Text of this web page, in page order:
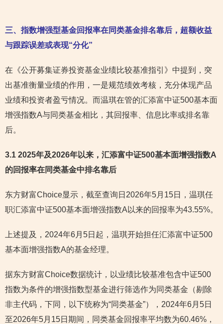
三、指数增强型基金回报率在同类基金排名靠后，超额收益
与跟踪误差或表现“分化”
在《公开募集证券投资基金业绩比较基准指引》中提到，突
出基准衡量业绩的作用，一是规范绩效考核，充分体现产品
业绩和投资者盈亏情况。而温琪在管的汇添富中证500基本面
增强指数A与同类基金相比，其回报率、信息比率或排名靠
后。
3.1 2025年及2026年以来，汇添富中证500基本面增强指数A
的回报率在同类基金中排名靠后
东方财富Choice显示，截至查询日2026年5月15日，温琪任
职汇添富中证500基本面增强指数A以来的回报率为43.55%。
上述提及，2024年6月5日起，温琪开始担任汇添富中证500
基本面增强指数A的基金经理。
据东方财富Choice数据统计，以业绩比较基准包含中证500
指数为条件的增强指数型基金进行筛选作为同类基金（剔除
非主代码，下同，以下统称为“同类基金”），2024年6月5日
至2026年5月15日期间，同类基金回报率平均数为60.46%，